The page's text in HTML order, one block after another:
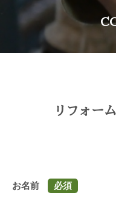
リフォー
お名前 必須